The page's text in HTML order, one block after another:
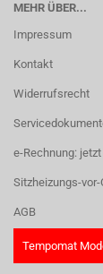
MEHR ÜBER...
Impressum
Kontakt
Widerrufsrecht
e-Rechnung:
Sitzheizungs-
AGB
Tempomat